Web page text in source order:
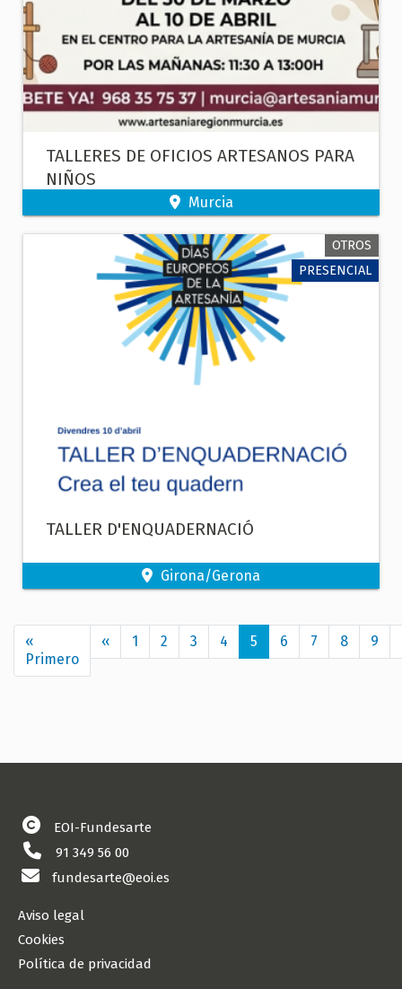
TALLERES DE OFICIOS ARTESANOS PARA
NIÑOS
Murcia
OTROS
PRESENCIAL
TALLER D'ENQUADERNACIÓ
Girona/Gerona
Paginación
«
Primero Primera
página
‹‹ Página
anterior
1 2 3 4 5 6 7 8 9
EOI-Fundesarte
91 349 56 00
fundesarte@eoi.es
Aviso legal
Cookies
Política de privacidad